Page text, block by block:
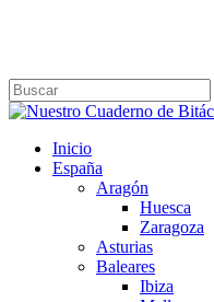
content
Close
Buscar
Menu
Inicio
España
Aragón
Huesca
Zaragoza
Asturias
Baleares
Ibiza